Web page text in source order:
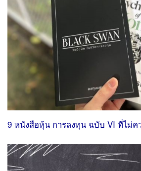
9 หนังสือหุ้น การลงทุน ฉบับ VI ที่ไม่ค